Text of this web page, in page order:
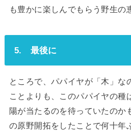
も豊かに楽しんでもらう野生の
5. 最後に
ところで、パパイヤが「木」な
ことよりも、このパパイヤの種
陽が当たるのを待っていたのか
の原野開拓をしたことで何十年